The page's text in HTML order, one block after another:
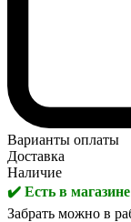
Варианты оплаты
Доставка
Наличие
✔️ Есть в магазине
Забрать можно в